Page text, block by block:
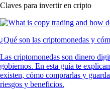
Claves para invertir en cripto
¿Qué son las criptomonedas y
Las criptomonedas son dinero
gobiernos. En esta guía te
existen, cómo comprarlas y
riesgos y beneficios.